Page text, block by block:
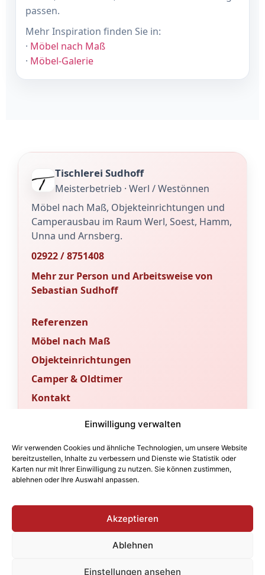
Einwilligung verwalten
Wir verwenden Cookies und ähnliche Technologien, um unsere Website
bereitzustellen, Inhalte zu verbessern und Dienste wie Statistik oder
Karten nur mit Ihrer Einwilligung zu nutzen. Sie können zustimmen,
ablehnen oder Ihre Auswahl anpassen.
Akzeptieren
Ablehnen
Einstellungen ansehen
passen.
Mehr Inspiration finden Sie in:
· Möbel nach Maß
· Möbel-Galerie
Tischlerei Sudhoff
Meisterbetrieb · Werl / Westönnen
Möbel nach Maß, Objekteinrichtungen und
Camperausbau im Raum Werl, Soest, Hamm,
Unna und Arnsberg.
02922 / 8751408
Mehr zur Person und Arbeitsweise von
Sebastian Sudhoff
Referenzen
Möbel nach Maß
Objekteinrichtungen
Camper & Oldtimer
Kontakt
Sachverständigenbüro & Fachportal
Für Gutachten und fachtechnische
Bewertungen betreiben wir ein
eigenständiges Sachverständigenbüro.
Fachbeiträge und technische Orientierung
ImpressumDatenschutz